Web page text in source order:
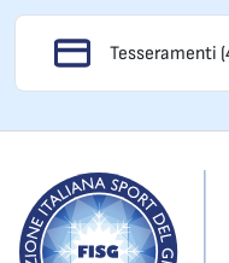
Tesseramenti